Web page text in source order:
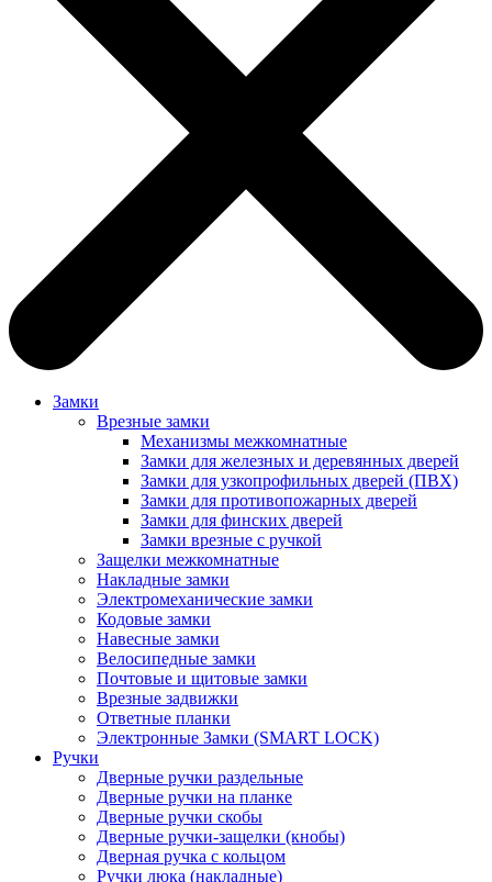
Замки
Врезные замки
Механизмы межкомнатные
Замки для железных и деревянных дверей
Замки для узкопрофильных дверей (ПВХ)
Замки для противопожарных дверей
Замки для финских дверей
Замки врезные с ручкой
Защелки межкомнатные
Накладные замки
Электромеханические замки
Кодовые замки
Навесные замки
Велосипедные замки
Почтовые и щитовые замки
Врезные задвижки
Ответные планки
Электронные Замки (SMART LOCK)
Ручки
Дверные ручки раздельные
Дверные ручки на планке
Дверные ручки скобы
Дверные ручки-защелки (кнобы)
Дверная ручка с кольцом
Ручки люка (накладные)